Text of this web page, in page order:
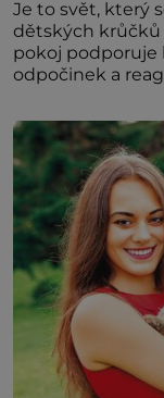
Je to svět, který
dětských krůčků
pokoj podporuje
odpočinek a
jednoduchost,
miminka měl
Předškolní věk je